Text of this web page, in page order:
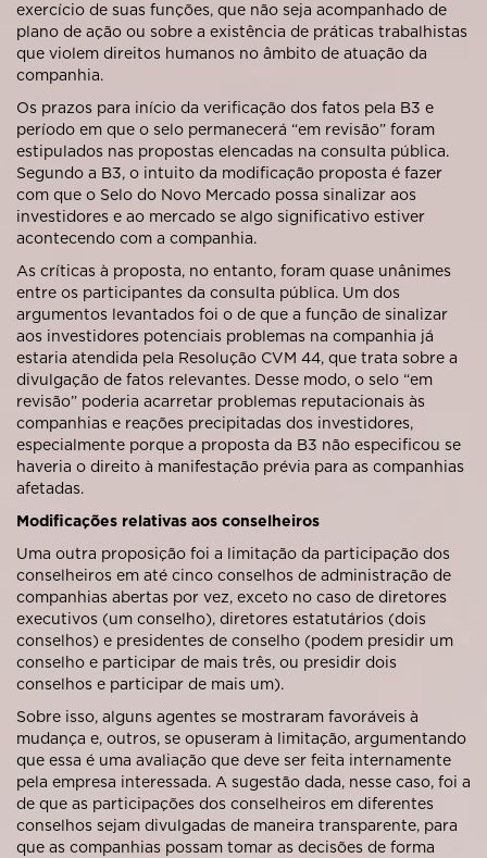
exercício de suas funções, que não seja acompanhado de
plano de ação ou sobre a existência de práticas trabalhistas
que violem direitos humanos no âmbito de atuação da
companhia.
Os prazos para início da verificação dos fatos pela B3 e
período em que o selo permanecerá “em revisão” foram
estipulados nas propostas elencadas na consulta pública.
Segundo a B3, o intuito da modificação proposta é fazer
com que o Selo do Novo Mercado possa sinalizar aos
investidores e ao mercado se algo significativo estiver
acontecendo com a companhia.
As críticas à proposta, no entanto, foram quase unânimes
entre os participantes da consulta pública. Um dos
argumentos levantados foi o de que a função de sinalizar
aos investidores potenciais problemas na companhia já
estaria atendida pela Resolução CVM 44, que trata sobre a
divulgação de fatos relevantes. Desse modo, o selo “em
revisão” poderia acarretar problemas reputacionais às
companhias e reações precipitadas dos investidores,
especialmente porque a proposta da B3 não especificou se
haveria o direito à manifestação prévia para as companhias
afetadas.
Modificações relativas aos conselheiros
Uma outra proposição foi a limitação da participação dos
conselheiros em até cinco conselhos de administração de
companhias abertas por vez, exceto no caso de diretores
executivos (um conselho), diretores estatutários (dois
conselhos) e presidentes de conselho (podem presidir um
conselho e participar de mais três, ou presidir dois
conselhos e participar de mais um).
Sobre isso, alguns agentes se mostraram favoráveis à
mudança e, outros, se opuseram à limitação, argumentando
que essa é uma avaliação que deve ser feita internamente
pela empresa interessada. A sugestão dada, nesse caso, foi a
de que as participações dos conselheiros em diferentes
conselhos sejam divulgadas de maneira transparente, para
que as companhias possam tomar as decisões de forma